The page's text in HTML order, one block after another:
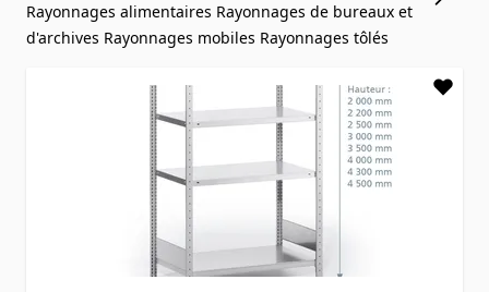
Rayonnages alimentaires Rayonnages de bureaux et
d'archives Rayonnages mobiles Rayonnages tôlés